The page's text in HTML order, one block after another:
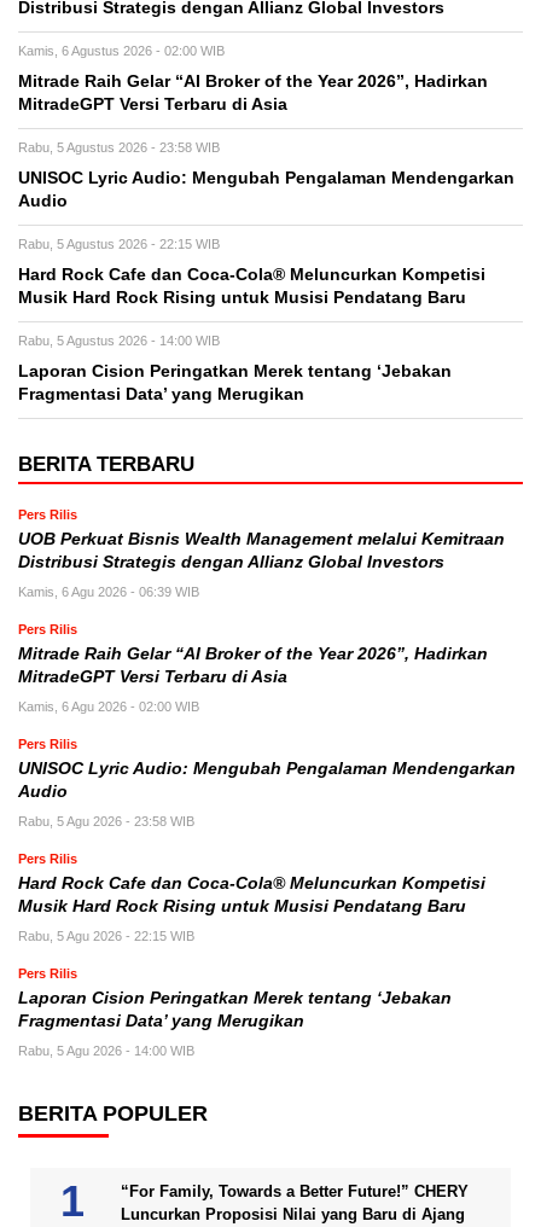
Distribusi Strategis dengan Allianz Global Investors
Kamis, 6 Agustus 2026 - 02:00 WIB
Mitrade Raih Gelar “AI Broker of the Year 2026”, Hadirkan
MitradeGPT Versi Terbaru di Asia
Rabu, 5 Agustus 2026 - 23:58 WIB
UNISOC Lyric Audio: Mengubah Pengalaman Mendengarkan
Audio
Rabu, 5 Agustus 2026 - 22:15 WIB
Hard Rock Cafe dan Coca-Cola® Meluncurkan Kompetisi
Musik Hard Rock Rising untuk Musisi Pendatang Baru
Rabu, 5 Agustus 2026 - 14:00 WIB
Laporan Cision Peringatkan Merek tentang ‘Jebakan
Fragmentasi Data’ yang Merugikan
BERITA TERBARU
Pers Rilis
UOB Perkuat Bisnis Wealth Management melalui Kemitraan
Distribusi Strategis dengan Allianz Global Investors
Kamis, 6 Agu 2026 - 06:39 WIB
Pers Rilis
Mitrade Raih Gelar “AI Broker of the Year 2026”, Hadirkan
MitradeGPT Versi Terbaru di Asia
Kamis, 6 Agu 2026 - 02:00 WIB
Pers Rilis
UNISOC Lyric Audio: Mengubah Pengalaman Mendengarkan
Audio
Rabu, 5 Agu 2026 - 23:58 WIB
Pers Rilis
Hard Rock Cafe dan Coca-Cola® Meluncurkan Kompetisi
Musik Hard Rock Rising untuk Musisi Pendatang Baru
Rabu, 5 Agu 2026 - 22:15 WIB
Pers Rilis
Laporan Cision Peringatkan Merek tentang ‘Jebakan
Fragmentasi Data’ yang Merugikan
Rabu, 5 Agu 2026 - 14:00 WIB
BERITA POPULER
“For Family, Towards a Better Future!” CHERY
Luncurkan Proposisi Nilai yang Baru di Ajang